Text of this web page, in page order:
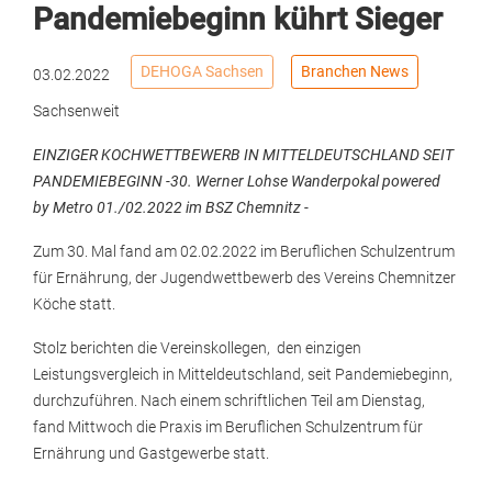
Pandemiebeginn kührt Sieger
03.02.2022 DEHOGA Sachsen Branchen News
Sachsenweit
EINZIGER KOCHWETTBEWERB IN MITTELDEUTSCHLAND SEIT
PANDEMIEBEGINN -30. Werner Lohse Wanderpokal powered
by Metro 01./02.2022 im BSZ Chemnitz -
Zum 30. Mal fand am 02.02.2022 im Beruflichen Schulzentrum
für Ernährung, der Jugendwettbewerb des Vereins Chemnitzer
Köche statt.
Stolz berichten die Vereinskollegen, den einzigen
Leistungsvergleich in Mitteldeutschland, seit Pandemiebeginn,
durchzuführen. Nach einem schriftlichen Teil am Dienstag,
fand Mittwoch die Praxis im Beruflichen Schulzentrum für
Ernährung und Gastgewerbe statt.